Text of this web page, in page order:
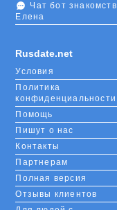
Rusdate.net
Условия
Политика
конфиденциальности
Помощь
Пишут о нас
Контакты
Партнерам
Полная версия
Отзывы клиентов
Чат бот знакомств
Елена